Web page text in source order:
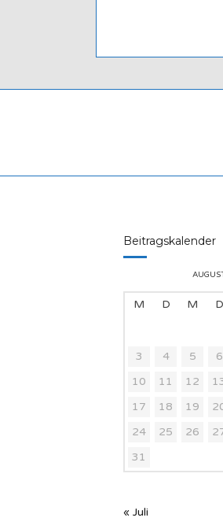
Beitragskalender
M D M D
3
4 5 6
10
11 12
17
18 19
24
25 26
31
« Juli